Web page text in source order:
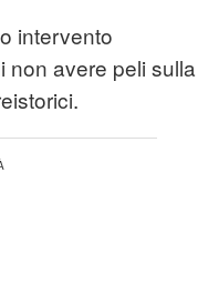
intervento
non avere peli sulla